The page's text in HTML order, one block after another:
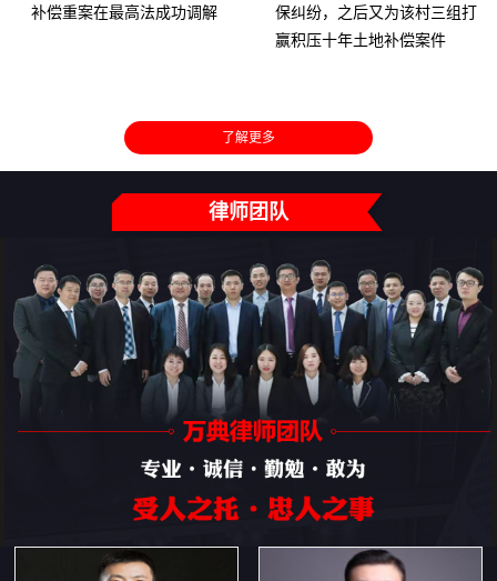
补偿重案在最高法成功调解
保纠纷，之后又为该村三组打
赢积压十年土地补偿案件
了解更多
律师团队